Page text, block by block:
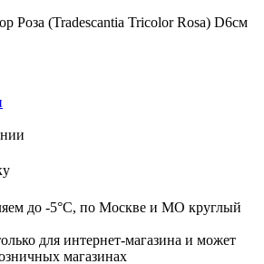
Роза (Tradescantia Tricolor Rosa) D6см
до -5°C, по Москве и МО круглый
для интернет-магазина и может
магазинах